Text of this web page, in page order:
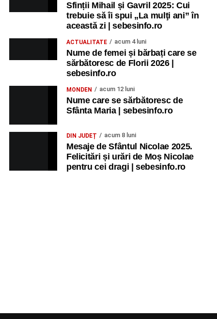
Sfinții Mihail și Gavril 2025: Cui
trebuie să îi spui „La mulţi ani” în
această zi | sebesinfo.ro
ACTUALITATE acum 4 luni
Nume de femei și bărbați care se
sărbătoresc de Florii 2026 |
sebesinfo.ro
MONDEN acum 12 luni
Nume care se sărbătoresc de
Sfânta Maria | sebesinfo.ro
DIN JUDEȚ acum 8 luni
Mesaje de Sfântul Nicolae 2025.
Felicitări și urări de Moș Nicolae
pentru cei dragi | sebesinfo.ro